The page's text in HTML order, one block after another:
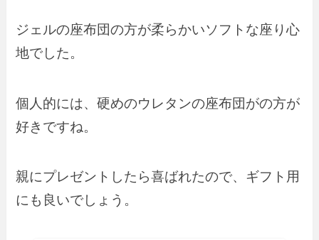
ジェルの座布団の方が柔らかいソフトな座り心
地でした。
個人的には、硬めのウレタンの座布団がの方が
好きですね。
親にプレゼントしたら喜ばれたので、ギフト用
にも良いでしょう。